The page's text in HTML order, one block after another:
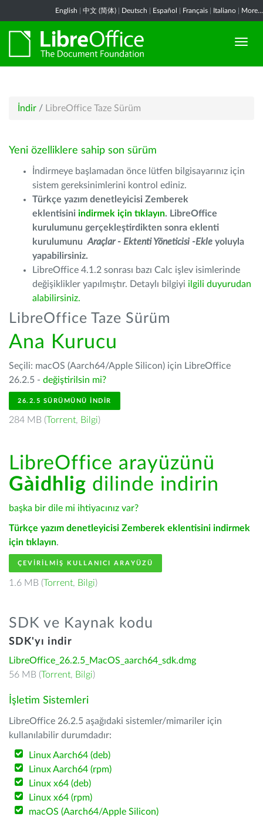
English 中文 (简体) Deutsch Español Français Italiano More...
İndir / LibreOffice Taze Sürüm
Yeni özelliklere sahip son sürüm
İndirmeye başlamadan önce lütfen bilgisayarınız için
sistem gereksinimlerini kontrol ediniz.
Türkçe yazım denetleyicisi Zemberek
eklentisini indirmek için tıklayın. LibreOffice
kurulumunu gerçekleştirdikten sonra eklenti
kurulumunu Araçlar - Ektenti Yöneticisi -Ekle yoluyla
yapabilirsiniz.
LibreOffice 4.1.2 sonrası bazı Calc işlev isimlerinde
değişiklikler yapılmıştır. Detaylı bilgiyi ilgili duyurudan
alabilirsiniz.
LibreOffice Taze Sürüm
Ana Kurucu
Seçili: macOS (Aarch64/Apple Silicon) için LibreOffice
26.2.5 - değiştirilsin mi?
26.2.5 SÜRÜMÜNÜ İNDIR
284 MB (Torrent, Bilgi)
LibreOffice arayüzünü
Gàidhlig dilinde indirin
başka bir dile mi ihtiyacınız var?
Türkçe yazım denetleyicisi Zemberek eklentisini indirmek
için tıklayın.
ÇEVIRILMIŞ KULLANICI ARAYÜZÜ
1.6 MB (Torrent, Bilgi)
SDK ve Kaynak kodu
SDK'yı indir
LibreOffice_26.2.5_MacOS_aarch64_sdk.dmg
56 MB (Torrent, Bilgi)
İşletim Sistemleri
LibreOffice 26.2.5 aşağıdaki sistemler/mimariler için
kullanılabilir durumdadır:
Linux Aarch64 (deb)
Linux Aarch64 (rpm)
Linux x64 (deb)
Linux x64 (rpm)
macOS (Aarch64/Apple Silicon)